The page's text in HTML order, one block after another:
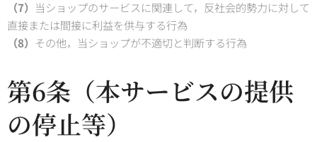
（7） 当ショップのサービスに関連して，反社会的勢力に対して
直接または間接に利益を供与する行為
（8） その他，当ショップが不適切と判断する行為
第6条（本サービスの提供
の停止等）